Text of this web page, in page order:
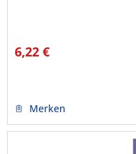
6,22 €
Merken